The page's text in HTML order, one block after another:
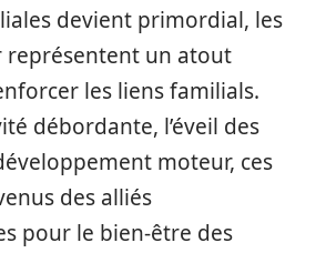
devient primordial, les
représentent un atout
les liens familials.
débordante, l’éveil des
moteur, ces
des alliés
pour le bien-être des